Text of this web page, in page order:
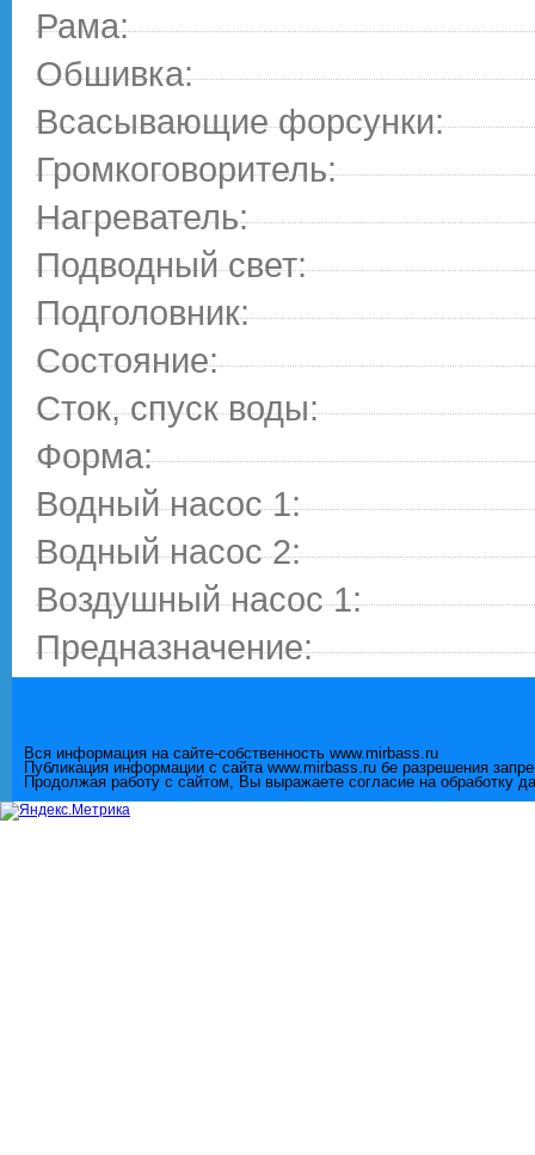
Рама:
Обшивка:
Всасывающие форсунки:
Громкоговоритель:
Нагреватель:
Подводный свет:
Подголовник:
Состояние:
Сток, спуск воды:
Форма:
Водный насос 1:
Водный насос 2:
Воздушный насос 1:
Предназначение:
Вся информация на сайте-собственность www.mirbass.ru
Публикация информации с сайта www.mirbass.ru бе разрешения
Продолжая работу с сайтом, Вы выражаете согласие на обработку